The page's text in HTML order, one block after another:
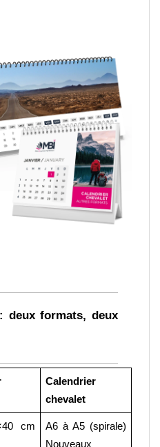
deux formats, deux
Calendrier
chevalet
cm
A6 à A5 (spirale)
Nouveaux